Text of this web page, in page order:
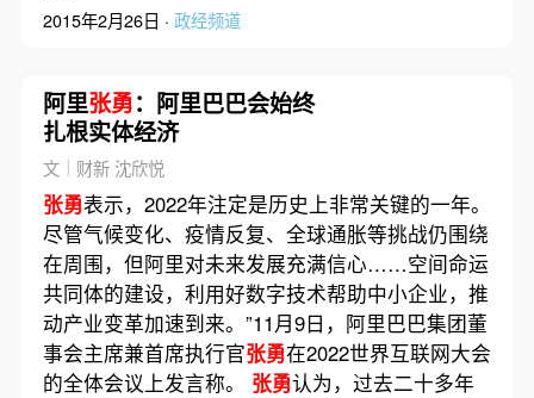
2015年2月26日 · 政经频道
阿里张勇：阿里巴巴会始终
扎根实体经济
文｜财新 沈欣悦
张勇表示，2022年注定是历史上非常关键的一年。
尽管气候变化、疫情反复、全球通胀等挑战仍围绕
在周围，但阿里对未来发展充满信心……空间命运
共同体的建设，利用好数字技术帮助中小企业，推
动产业变革加速到来。”11月9日，阿里巴巴集团董
事会主席兼首席执行官张勇在2022世界互联网大会
的全体会议上发言称。 张勇认为，过去二十多年